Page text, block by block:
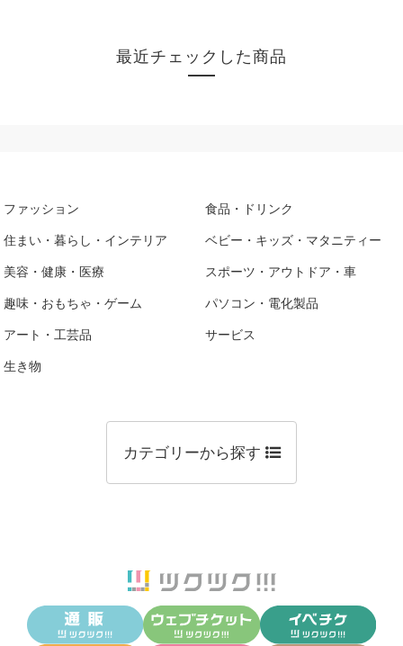
最近チェックした商品
ファッション 食品・ドリンク
住まい・暮らし・インテリア ベビー・キッズ・マタニティー
美容・健康・医療 スポーツ・アウトドア・車
趣味・おもちゃ・ゲーム パソコン・電化製品
アート・工芸品 サービス
生き物
カテゴリーから探す